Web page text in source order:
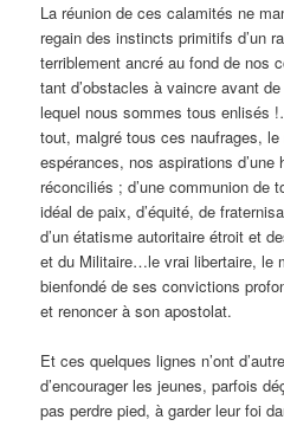
La réunion de ces calamités ne
regain des instincts primitifs d’un
terriblement ancré au fond de nos
tant d’obstacles à vaincre avant
lequel nous sommes tous enlisés
tout, malgré tous ces naufrages,
espérances, nos aspirations
réconciliés ; d’une communion de
idéal de paix, d’équité, de
d’un étatisme autoritaire étroit et
et du Militaire…le vrai libertaire, le
bienfondé de ses convictions
et renoncer à son apostolat.
Et ces quelques lignes n’ont
d’encourager les jeunes, parfois
pas perdre pied, à garder leur foi